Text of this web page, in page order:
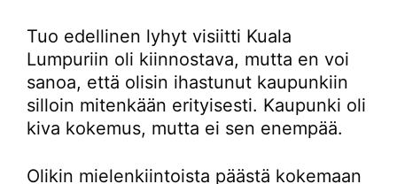
Tuo edellinen lyhyt visiitti Kuala
Lumpuriin oli kiinnostava, mutta en voi
sanoa, että olisin ihastunut kaupunkiin
silloin mitenkään erityisesti. Kaupunki oli
kiva kokemus, mutta ei sen enempää.
Olikin mielenkiintoista päästä kokemaan